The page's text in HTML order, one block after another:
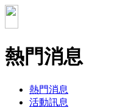
熱門消息
熱門消息
活動訊息